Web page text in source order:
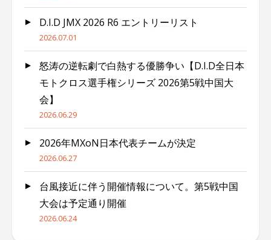
D.I.D JMX 2026 R6 エントリーリスト
2026.07.01
怒涛の逆転劇で白熱する優勝争い【D.I.D全日本
モトクロス選手権シリーズ 2026第5戦中国大
会】
2026.06.29
2026年MXoN日本代表チームが決定
2026.06.27
台風接近に伴う開催情報について。第5戦中国
大会は予定通り開催
2026.06.24